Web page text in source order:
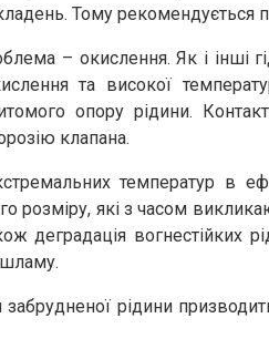
Тому рекомендується
– окислення. Як і інші
та високої
опору рідини.
клапана.
температур в
розміру, які з часом
деградація
забрудненої рідини